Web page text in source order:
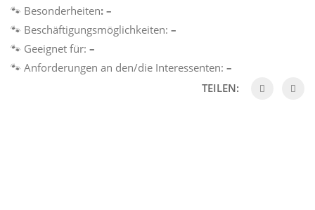
🐾 Besonderheiten: –
🐾 Beschäftigungsmöglichkeiten: –
🐾 Geeignet für: –
🐾 Anforderungen an den/die Interessenten: –
TEILEN: